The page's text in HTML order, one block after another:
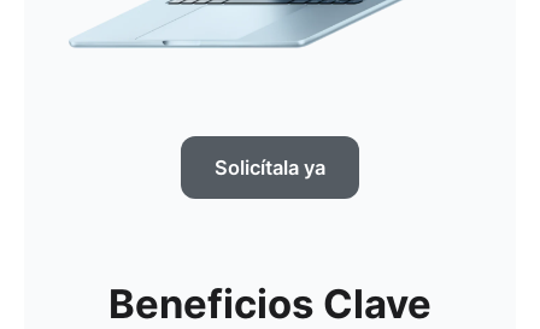
Solicítala ya
Beneficios Clave